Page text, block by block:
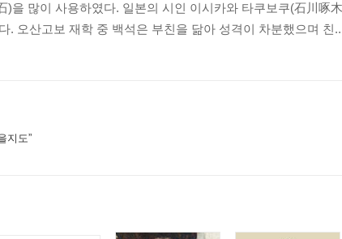
)을 많이 사용하였다. 일본의 시인 이시카와 타쿠보쿠(石川啄
. 오산고보 재학 중 백석은 부친을 닮아 성격이 차분했으며 친
지도”